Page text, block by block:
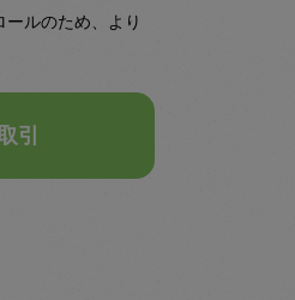
ルのため、より
引